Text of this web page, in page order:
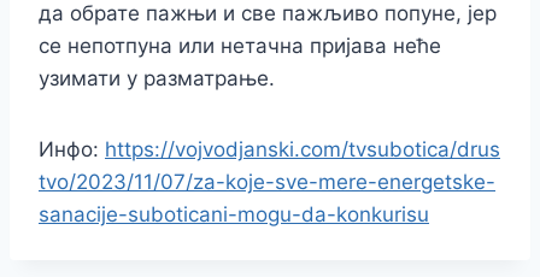
да обрате пажњи и све пажљиво попуне, јер
се непотпуна или нетачна пријава неће
узимати у разматрање.
Инфо: https://vojvodjanski.com/tvsubotica/drus
tvo/2023/11/07/za-koje-sve-mere-energetske-
sanacije-suboticani-mogu-da-konkurisu